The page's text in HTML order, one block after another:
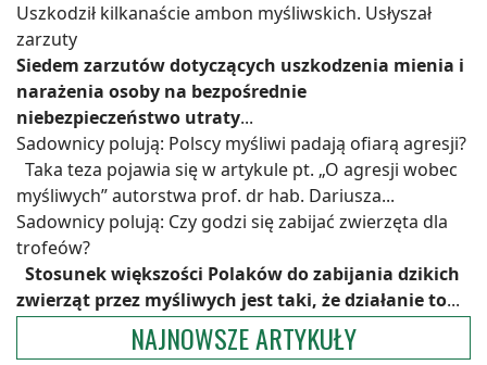
Uszkodził kilkanaście ambon myśliwskich. Usłyszał
zarzuty
Siedem zarzutów dotyczących uszkodzenia mienia i
narażenia osoby na bezpośrednie
niebezpieczeństwo utraty...
Sadownicy polują: Polscy myśliwi padają ofiarą agresji?
Taka teza pojawia się w artykule pt. „O agresji wobec
myśliwych” autorstwa prof. dr hab. Dariusza...
Sadownicy polują: Czy godzi się zabijać zwierzęta dla
trofeów?
Stosunek większości Polaków do zabijania dzikich
zwierząt przez myśliwych jest taki, że działanie to...
NAJNOWSZE ARTYKUŁY